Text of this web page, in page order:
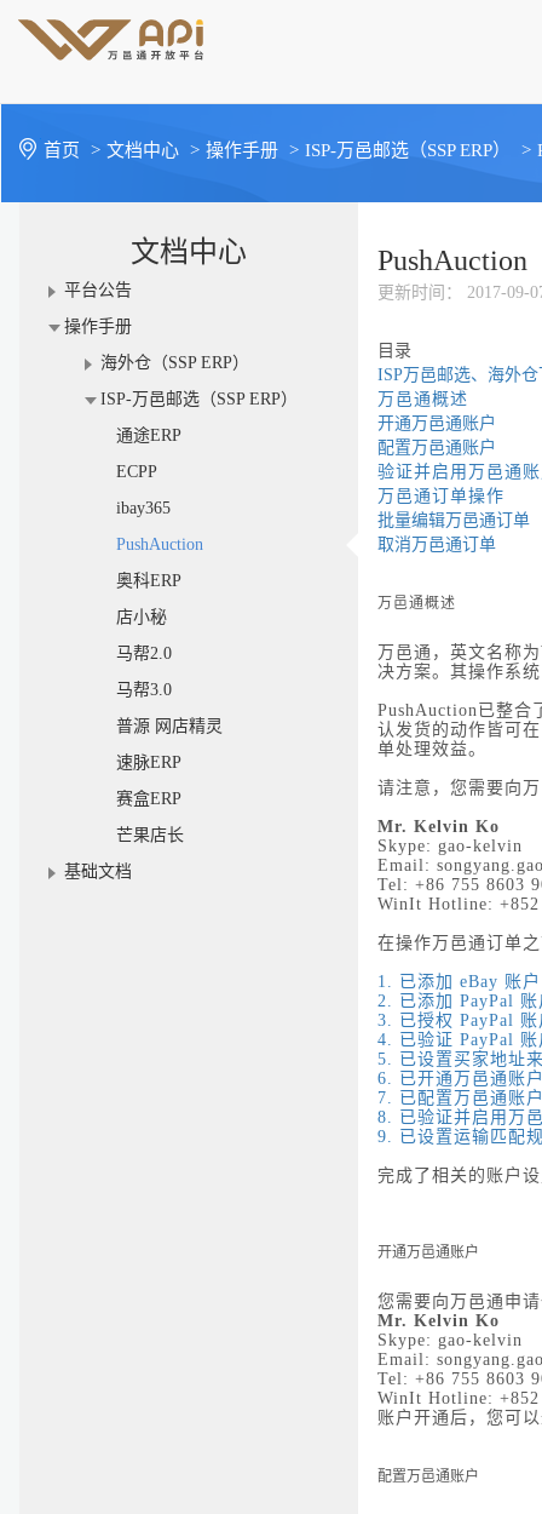
首页 > 文档中心 > 操作手册 > ISP-万邑邮选（SSP ERP） >
文档中心
平台公告
操作手册
海外仓（SSP ERP）
ISP-万邑邮选（SSP ERP）
通途ERP
ECPP
ibay365
PushAuction
奥科ERP
店小秘
马帮2.0
马帮3.0
普源 网店精灵
速脉ERP
赛盒ERP
芒果店长
基础文档
PushAuction
更新时间 ： 2017-09-
目录
ISP万邑邮选、海外
万邑通概述
开通万邑通账户
配置万邑通账户
验证并启用万邑通
万邑通订单操作
批量编辑万邑通订单
取消万邑通订单
万邑通概述
万邑通，英文名称
决方案。其操作系
PushAuction 已整合
认发货的动作皆可
单处理效益。
请注意，您需要向
Mr. Kelvin Ko
Skype: gao-kelvin
Email:
Tel: +86 755 8603
WinIt Hotline: +852
在操作万邑通订单
1. 已添加 eBay 账户
2. 已添加 PayPal 账
3. 已授权 PayPal 账
4. 已验证 PayPal 账
5. 已设置买家地址
6. 已开通万邑通账
7. 已配置万邑通账
8. 已验证并启用万
9. 已设置运输匹配
完成了相关的账户
开通万邑通账户
您需要向万邑通申
Mr. Kelvin Ko
Skype: gao-kelvin
Email:
Tel: +86 755 8603
WinIt Hotline:
账户开通后，您可
配置万邑通账户